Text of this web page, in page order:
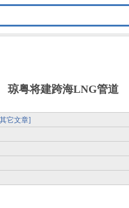
琼粤将建跨海LNG管道
它文章]